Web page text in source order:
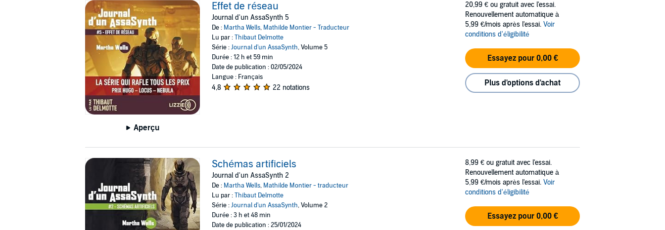
Aperçu
Effet de réseau
Journal d'un AssaSynth 5
De : Martha Wells, Mathilde Montier - Traducteur
Lu par :Thibaut Delmotte
Série :Journal d'un AssaSynth, Volume 5
Durée : 12 h et 59 min
Date de publication : 02/05/2024
Langue : Français
4,8 22 notations
20,99 € ou gratuit avec l'essai.
Renouvellement automatique à
5,99 €/mois après l'essai. Voir
conditions d'éligibilité
Essayez pour 0,00 €
Plus d'options d'achat
Schémas artificiels
Journal d'un AssaSynth 2
De : Martha Wells, Mathilde Montier - traducteur
Lu par :Thibaut Delmotte
Série :Journal d'un AssaSynth, Volume 2
Durée : 3 h et 48 min
Date de publication : 25/01/2024
8,99 € ou gratuit avec l'essai.
Renouvellement automatique à
5,99 €/mois après l'essai. Voir
conditions d'éligibilité
Essayez pour 0,00 €